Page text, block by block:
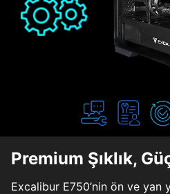
Premium Şıklık,
Excalibur E750’nin ön ve yan